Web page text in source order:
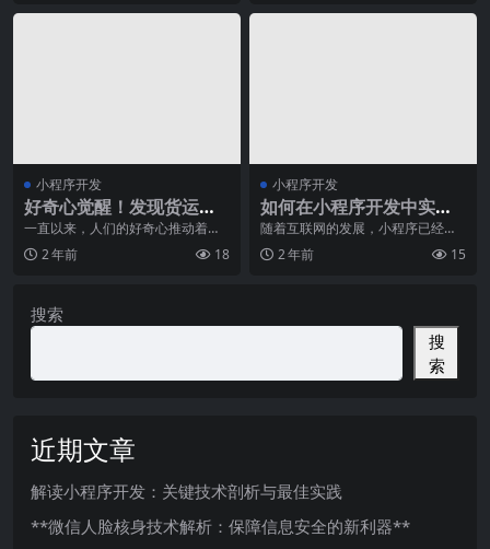
小程序开发
好奇心觉醒！发现货运代
理的无尽可能！
一直以来，人们的好奇心推动着世
界的进步与发展。在这个信息爆炸
的时代，好奇心更是成
2 年前 18
小程序开发
如何在小程序开发中实现
“极致用户体验”？
随着互联网的发展，小程序已经成
为人们日常生活中不可或缺的一部
分。在这个信息爆炸的
2 年前 15
搜索
搜
索
近期文章
解读小程序开发：关键技术剖析与最佳实践
**微信人脸核身技术解析：保障信息安全的新利器**